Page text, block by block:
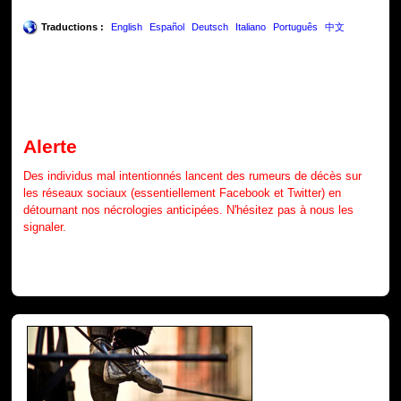
Traductions : English Español Deutsch Italiano Português 中文
Alerte
Des individus mal intentionnés lancent des rumeurs de décès sur
les réseaux sociaux (essentiellement Facebook et Twitter) en
détournant nos nécrologies anticipées. N'hésitez pas à nous les
signaler.